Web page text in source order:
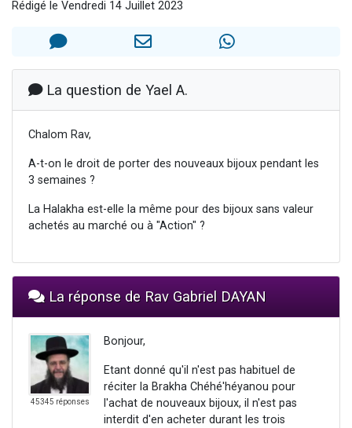
Il reste 49 places pour étudier en groupe sur Zoom
12 nouvelles musiques dans Torah-Box Music
2 personnes viennent de nous rejoindre sur WhatsApp
Rédigé le Vendredi 14 Juillet 2023
La question de Yael A.
Chalom Rav,
A-t-on le droit de porter des nouveaux bijoux pendant les
3 semaines ?
La Halakha est-elle la même pour des bijoux sans valeur
achetés au marché ou à "Action" ?
La réponse de Rav Gabriel DAYAN
45345 réponses
Bonjour,
Etant donné qu'il n'est pas habituel de
réciter la Brakha Chéhé'héyanou pour
l'achat de nouveaux bijoux, il n'est pas
interdit d'en acheter durant les trois